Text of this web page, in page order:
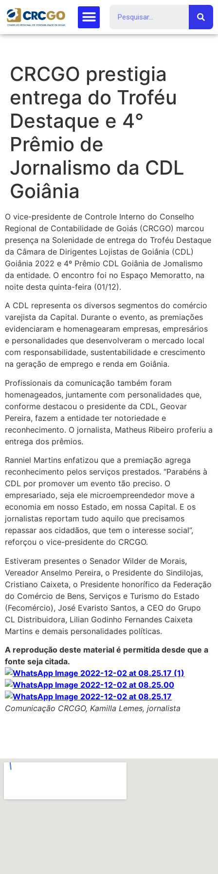
CRCGO prestigia
entrega do Troféu
Destaque e 4°
Prêmio de
Jornalismo da CDL
Goiânia
O vice-presidente de Controle Interno do Conselho
Regional de Contabilidade de Goiás (CRCGO) marcou
presença na Solenidade de entrega do Troféu Destaque
da Câmara de Dirigentes Lojistas de Goiânia (CDL)
Goiânia 2022 e 4º Prêmio CDL Goiânia de Jomalismo
da entidade. O encontro foi no Espaço Memoratto, na
noite desta quinta-feira (01/12).
A CDL representa os diversos segmentos do comércio
varejista da Capital. Durante o evento, as premiações
evidenciaram e homenagearam empresas, empresários
e personalidades que desenvolveram o mercado local
com responsabilidade, sustentabilidade e crescimento
na geração de emprego e renda em Goiânia.
Profissionais da comunicação também foram
homenageados, juntamente com personalidades que,
conforme destacou o presidente da CDL, Geovar
Pereira, fazem a entidade ter notoriedade e
reconhecimento. O jornalista, Matheus Ribeiro proferiu a
entrega dos prêmios.
Ranniel Martins enfatizou que a premiação agrega
reconhecimento pelos serviços prestados. “Parabéns à
CDL por promover um evento tão preciso. O
empresariado, seja ele microempreendedor move a
economia em nosso Estado, em nossa Capital. E os
jornalistas reportam tudo aquilo que precisamos
repassar aos cidadãos, que tem o interesse social”,
reforçou o vice-presidente do CRCGO.
Estiveram presentes o Senador Wilder de Morais,
Vereador Anselmo Pereira, o Presidente do Sindilojas,
Cristiano Caixeta, o Presidente honorífico da Federação
do Comércio de Bens, Serviços e Turismo do Estado
(Fecomércio), José Evaristo Santos, a CEO do Grupo
CL Distribuidora, Lilian Godinho Fernandes Caixeta
Martins e demais personalidades políticas.
A reprodução deste material é permitida desde que a
fonte seja citada.
Comunicação CRCGO, Kamilla Lemes, jornalista